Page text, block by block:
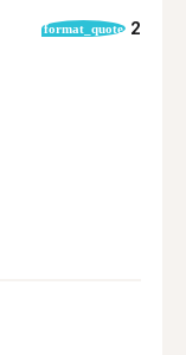
format_quote 2